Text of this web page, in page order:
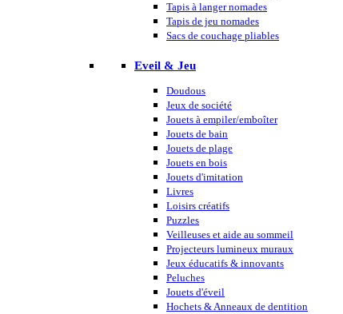
Tapis à langer nomades
Tapis de jeu nomades
Sacs de couchage pliables
Eveil & Jeu
Doudous
Jeux de société
Jouets à empiler/emboîter
Jouets de bain
Jouets de plage
Jouets en bois
Jouets d'imitation
Livres
Loisirs créatifs
Puzzles
Veilleuses et aide au sommeil
Projecteurs lumineux muraux
Jeux éducatifs & innovants
Peluches
Jouets d'éveil
Hochets & Anneaux de dentition